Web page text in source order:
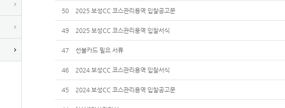
50 2025 보성CC 코스관리용역 입찰공고문
49 2025 보성CC 코스관리용역 입찰서식
47 선불카드 필요 서류
46 2024 보성CC 코스관리용역 입찰서식
45 2024 보성CC 코스관리용역 입찰공고문